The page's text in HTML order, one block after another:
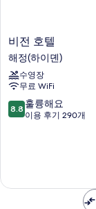
비
전
호
텔
해
정
(하
비전 호텔
해정(하이뎬)
수영장
무료 WiFi
10
점
훌
8.8 훌륭해요
이용 후기 290개